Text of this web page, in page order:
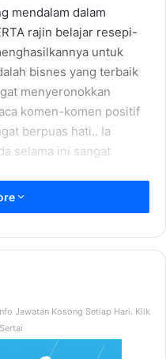
mendalam dalam
rajin belajar resepi-
untuk
bisnes yang terbaik
menyeronokkan
komen-komen positif
berpuas hati.. Ia
selama ini sangat
ia boleh menjadi
perlu mengeluarkan
membayar pekerja dan
dengan modal yang kecil
yang besar..
Jawatan Kosong Setiap Hari. Klik